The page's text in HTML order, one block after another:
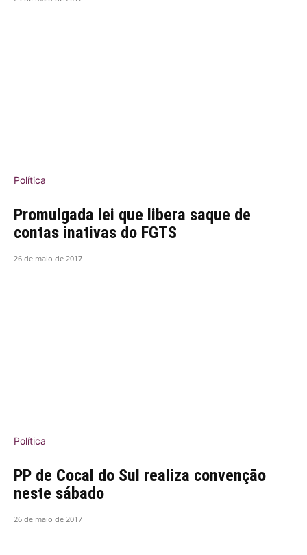
Política
Promulgada lei que libera saque de
contas inativas do FGTS
26 de maio de 2017
Política
PP de Cocal do Sul realiza convenção
neste sábado
26 de maio de 2017